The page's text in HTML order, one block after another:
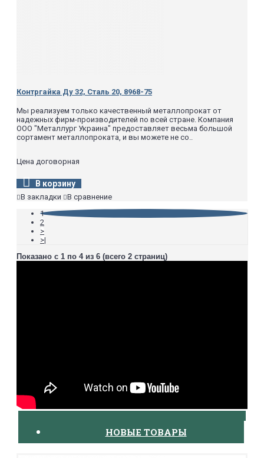
Контргайка Ду 32, Сталь 20, 8968-75
Мы реализуем только качественный металлопрокат от
надежных фирм-производителей по всей стране. Компания
ООО "Металлург Украина" предоставляет весьма большой
сортамент металлопроката, и вы можете не со..
Цена договорная
В корзину
В закладки
В сравнение
1
2
>
>|
Показано с 1 по 4 из 6 (всего 2 страниц)
НОВЫЕ ТОВАРЫ